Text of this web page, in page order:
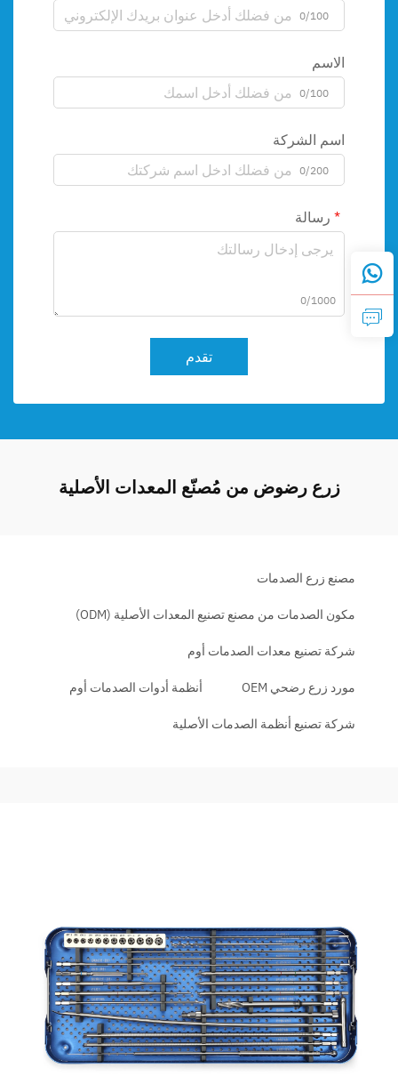
0/100
الاسم
0/100
اسم الشركة
0/200
رسالة
0/1000
تقدم
زرع رضوض من مُصنّع المعدات الأصلية
مصنع زرع الصدمات
مكون الصدمات من مصنع تصنيع المعدات الأصلية (ODM)
شركة تصنيع معدات الصدمات أوم
مورد زرع رضحي OEM أنظمة أدوات الصدمات أوم
شركة تصنيع أنظمة الصدمات الأصلية